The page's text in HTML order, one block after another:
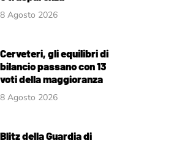
8 Agosto 2026
Cerveteri, gli equilibri di
bilancio passano con 13
voti della maggioranza
8 Agosto 2026
Blitz della Guardia di